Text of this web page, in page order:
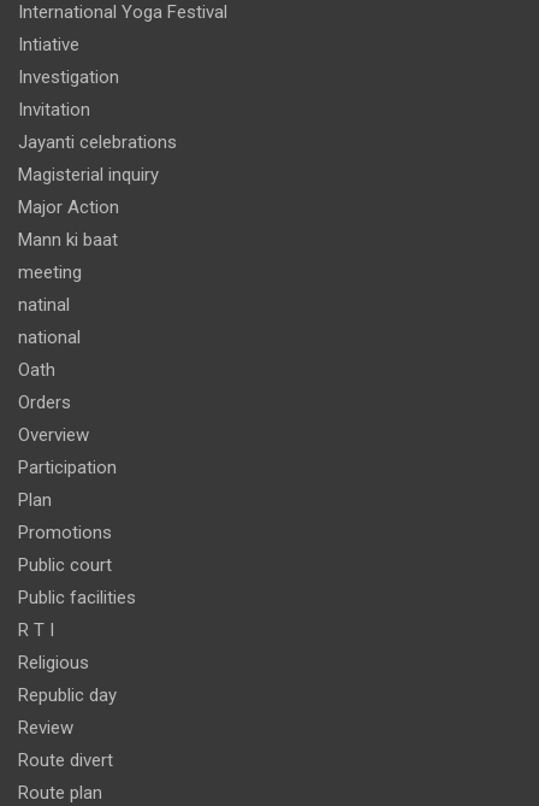
International Yoga Festival
Intiative
Investigation
Invitation
Jayanti celebrations
Magisterial inquiry
Major Action
Mann ki baat
meeting
natinal
national
Oath
Orders
Overview
Participation
Plan
Promotions
Public court
Public facilities
R T I
Religious
Republic day
Review
Route divert
Route plan